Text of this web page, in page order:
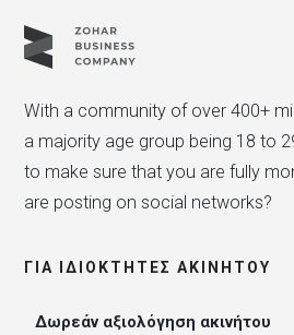
With a community of over 400+
a majority age group being 18 to
to make sure that you are fully
are posting on social networks?
ΓΙΑ ΙΔΙΟΚΤΉΤΕΣ ΑΚΙΝΉΤΟΥ
Δωρεάν αξιολόγηση ακινήτου